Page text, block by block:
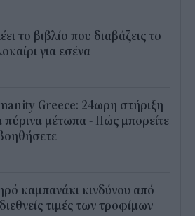
το βιβλίο που διαβάζεις το
για εσένα
Greece: 24ωρη στήριξη
πύρινα μέτωπα - Πώς μπορείτε
καμπανάκι κινδύνου από
τιμές των τροφίμων